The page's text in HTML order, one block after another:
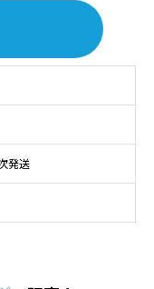
発送